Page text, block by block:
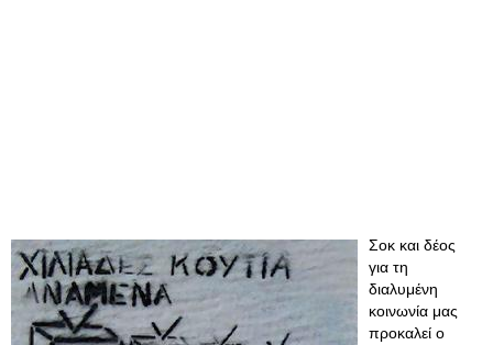
Σοκ και δέος
για τη
διαλυμένη
κοινωνία μας
προκαλεί ο